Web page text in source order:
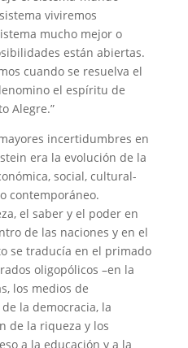
viviremos
mucho mejor o
están abiertas.
cuando se resuelva el
el espíritu de
Alegre.”
incertidumbres en
era la evolución de la
social, cultural-
contemporáneo.
el saber y el poder en
de las naciones y en el
se traducía en el primado
oligopólicos –en la
los medios de
la democracia, la
de la riqueza y los
a la educación y a la